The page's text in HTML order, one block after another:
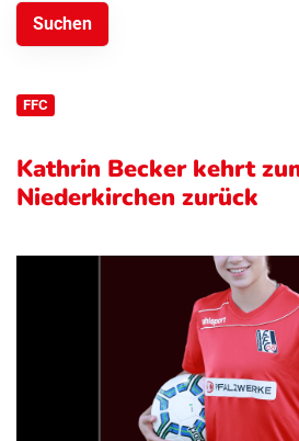
FFC
Kathrin Becker kehrt
Niederkirchen zurück